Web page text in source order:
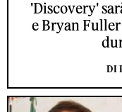
'Discovery'
e Bryan
DI